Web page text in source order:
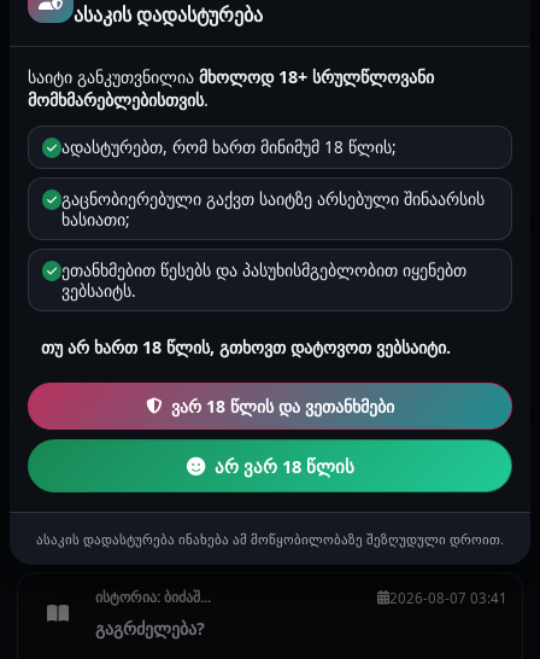
მე მეტროში არ ჩავდივარ მარა შემეხმიანე
N Nikaqoqosa
ისტორია: უფროსმა ცოლი მომიტყნა 2026-08-07 08:50
ანონიმურად რატო წერ? შენი სხვა ისტორიების
წაკითხვაც კარგი იქნებოდა 😈
Mamri
სასაუბრო ოთახი 2026-08-07 05:13
@Marwyvito, ჰაიიი
ისტორია: ბიძაშ... 2026-08-07 03:41
გაგრძელება?
ასაკის დადასტურება
საიტი განკუთვნილიამხოლოდ 18+ სრულწლოვანი
მომხმარებლებისთვის.
ადასტურებთ, რომ ხართ მინიმუმ 18 წლის;
გაცნობიერებული გაქვთ საიტზე არსებული შინაარსის
ხასიათი;
ეთანხმებით წესებს და პასუხისმგებლობით იყენებთ
ვებსაიტს.
თუ არ ხართ 18 წლის, გთხოვთ დატოვოთ ვებსაიტი.
ვარ 18 წლის და ვეთანხმები
არ ვარ 18 წლის
ასაკის დადასტურება ინახება ამ მოწყობილობაზე შეზღუდული დროით.